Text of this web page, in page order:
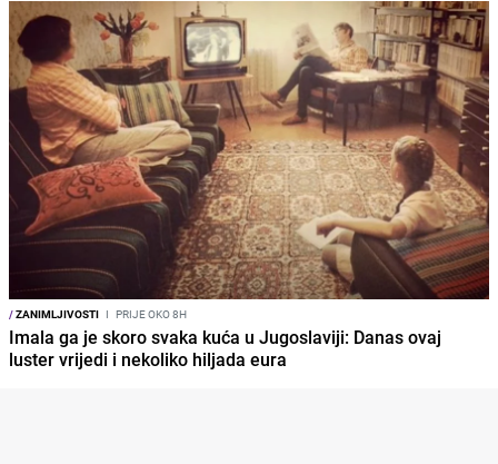
/ZANIMLJIVOSTI I PRIJE OKO 8H
Imala ga je skoro svaka kuća u Jugoslaviji: Danas ovaj
luster vrijedi i nekoliko hiljada eura